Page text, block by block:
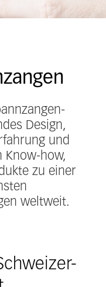
Design,
und
Know-how,
zu einer
weltweit.